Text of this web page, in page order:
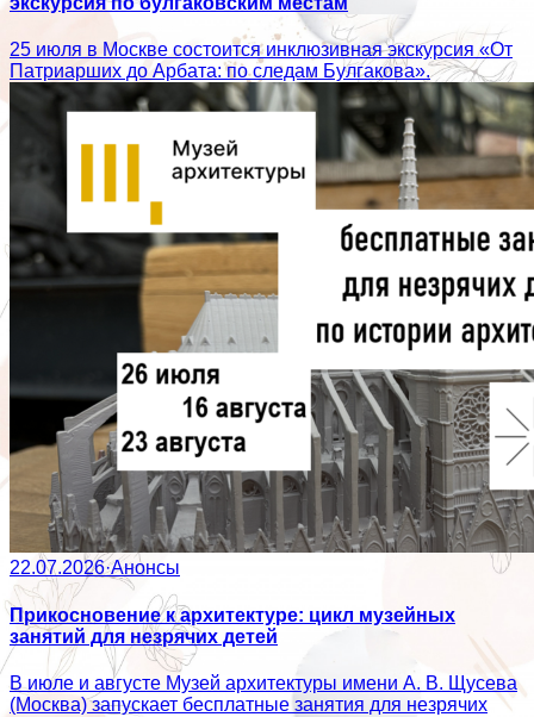
25 июля в Москве состоится инклюзивная экскурсия «От
Патриарших до Арбата: по следам Булгакова».
22.07.2026·Анонсы
Прикосновение к архитектуре: цикл музейных
занятий для незрячих детей
В июле и августе Музей архитектуры имени А. В. Щусева
(Москва) запускает бесплатные занятия для незрячих